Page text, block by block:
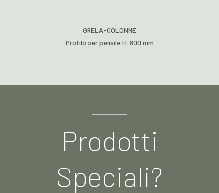
GRELA-COLONNE
Profilo per pensile H. 800 mm
Prodotti
Speciali?